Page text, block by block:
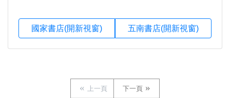
國家書店(開新視窗) 五南書店(開新視窗)
上一頁 下一頁